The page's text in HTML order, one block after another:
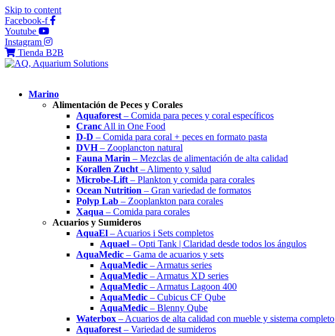
Skip to content
Facebook-f
Youtube
Instagram
Tienda B2B
Marino
Alimentación de Peces y Corales
Aquaforest – Comida para peces y coral específicos
Cranc All in One Food
D-D – Comida para coral + peces en formato pasta
DVH– Zooplancton natural
Fauna Marin – Mezclas de alimentación de alta calidad
Korallen Zucht – Alimento y salud
Microbe-Lift – Plankton y comida para corales
Ocean Nutrition – Gran variedad de formatos
Polyp Lab – Zooplankton para corales
Xaqua – Comida para corales
Acuarios y Sumideros
AquaEl – Acuarios i Sets completos
Aquael – Opti Tank | Claridad desde todos los ángulos
AquaMedic – Gama de acuarios y sets
AquaMedic – Armatus series
AquaMedic – Armatus XD series
AquaMedic – Armatus Lagoon 400
AquaMedic – Cubicus CF Qube
AquaMedic – Blenny Qube
Waterbox – Acuarios de alta calidad con mueble y sistema completo
Aquaforest – Variedad de sumideros